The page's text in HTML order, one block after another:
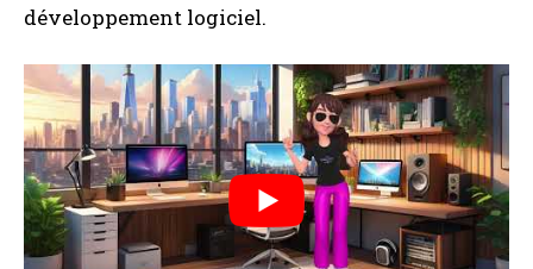
développement logiciel.